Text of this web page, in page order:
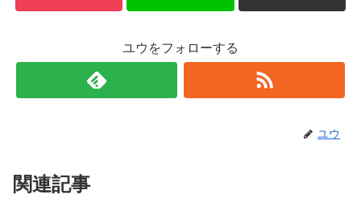
ユウをフォローする
ユウ
関連記事